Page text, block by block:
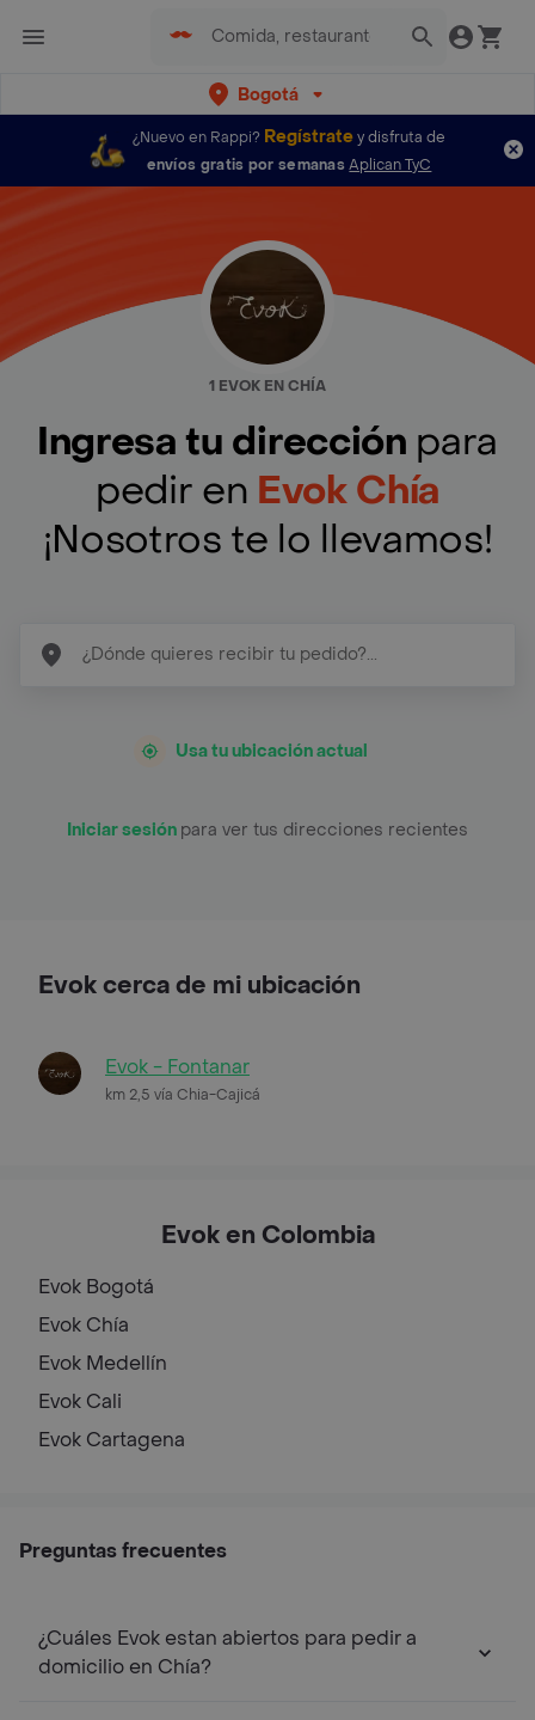
Bogotá
¿Nuevo en Rappi? Regístratey disfruta de
envíos gratis por semanas Aplican TyC
1 EVOK EN CHÍA
Ingresa tu dirección para
pedir en Evok Chía
¡Nosotros te lo llevamos!
Usa tu ubicación actual
Iniciar sesión para ver tus direcciones recientes
Evok cerca de mi ubicación
Evok - Fontanar
km 2,5 vía Chia-Cajicá
Evok en Colombia
Evok Bogotá
Evok Chía
Evok Medellín
Evok Cali
Evok Cartagena
Preguntas frecuentes
¿Cuáles Evok estan abiertos para pedir a
domicilio en Chía?